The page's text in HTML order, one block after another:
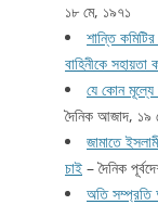
১৮ মে, ১৯৭১
শান্তি
বাহিনীকে সহায়তা
যে কোন
দৈনিক আজাদ, ১৯
জামাতে
চাই – দৈনিক
অতি সম্প্রতি